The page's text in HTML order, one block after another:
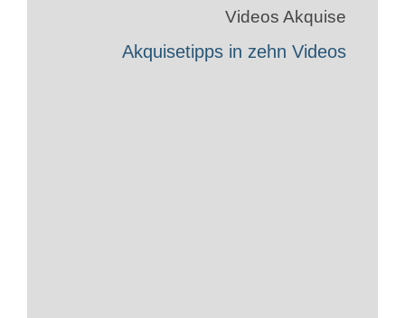
Videos Akquise
Akquisetipps in zehn Videos